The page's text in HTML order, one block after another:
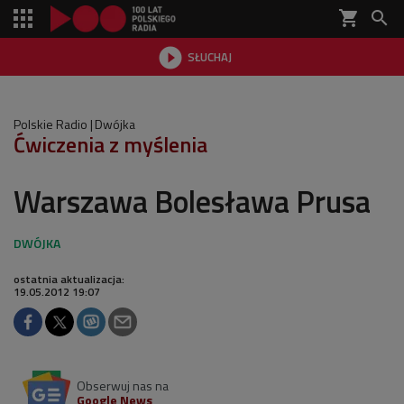
shopping_cart 
 SŁUCHAJ

Polskie Radio Dwójka
Ćwiczenia z myślenia
Warszawa Bolesława Prusa
ostatnia aktualizacja:
19.05.2012 19:07
Obserwuj nas na
Google News